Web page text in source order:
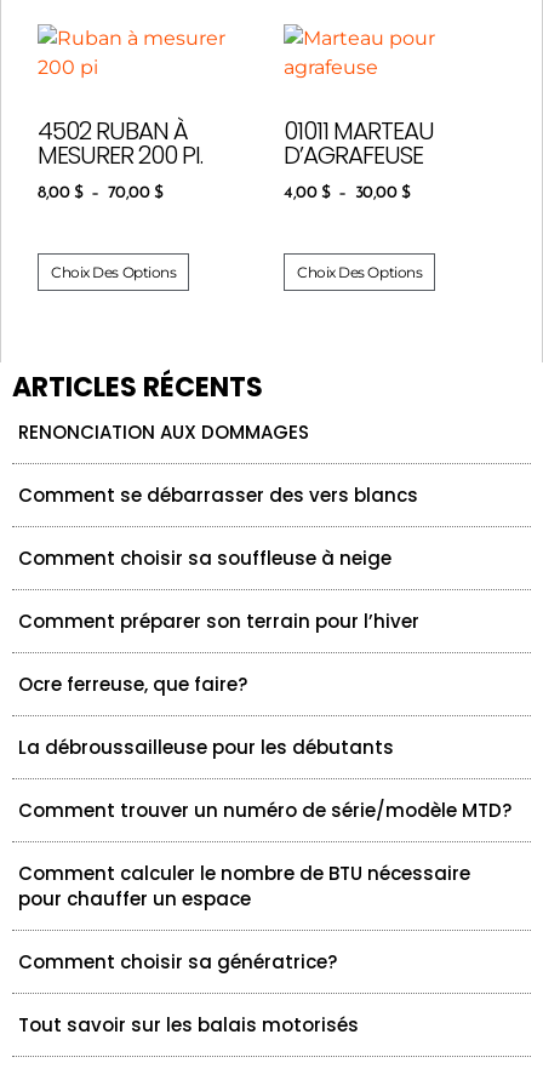
4502 RUBAN À
MESURER 200 PI.
8,00 $ – 70,00 $
Choix Des Options
01011 MARTEAU
D’AGRAFEUSE
4,00 $ – 30,00 $
Choix Des Options
ARTICLES RÉCENTS
RENONCIATION AUX DOMMAGES
Comment se débarrasser des vers blancs
Comment choisir sa souffleuse à neige
Comment préparer son terrain pour l’hiver
Ocre ferreuse, que faire?
La débroussailleuse pour les débutants
Comment trouver un numéro de série/modèle MTD?
Comment calculer le nombre de BTU nécessaire
pour chauffer un espace
Comment choisir sa génératrice?
Tout savoir sur les balais motorisés